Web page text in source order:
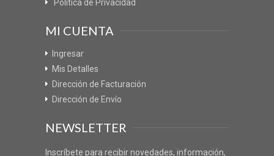
Política de Privacidad
MI CUENTA
Ingresar
Mis Detalles
Dirección de Facturación
Dirección de Envío
NEWSLETTER
Inscríbete para recibir novedades, información,